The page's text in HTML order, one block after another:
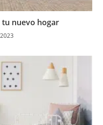
tu nuevo hogar